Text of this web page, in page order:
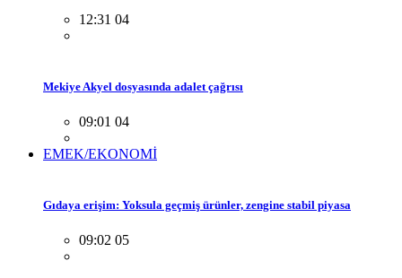
12:31 04
Mekiye Akyel dosyasında adalet çağrısı
09:01 04
EMEK/EKONOMİ
Gıdaya erişim: Yoksula geçmiş ürünler, zengine stabil piyasa
09:02 05